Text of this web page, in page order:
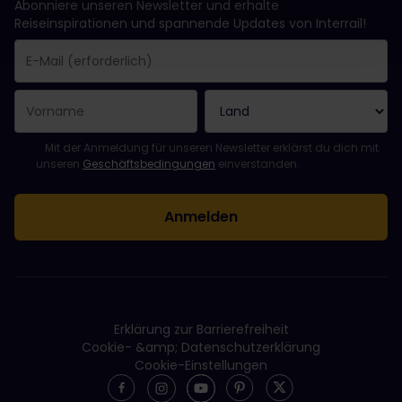
Abonniere unseren Newsletter und erhalte
Reiseinspirationen und spannende Updates von Interrail!
Sie haben sich erfolgreich angemeldet.
Das Feld „E-Mail-Adresse“ ist ein Pflichtfeld!
Diese E-Mail-Adresse ist ungültig!
Beim Abonnieren des Newsletters ist ein Fehler aufgetreten.
Du hast diesen Newsletter bereits abonniert!
Bitte stimme den Allgemeinen Geschäftsbedingungen zu, um
Mit der Anmeldung für unseren Newsletter erklärst du dich mit
unseren Geschäftsbedingungen einverstanden.
Erklärung zur Barrierefreiheit
Cookie- &amp; Datenschutzerklärung
Cookie-Einstellungen